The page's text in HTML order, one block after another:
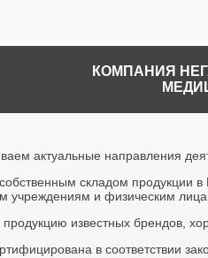
КОМПАНИЯ
актуальные направления
складом продукции в
учреждениям и физическим
известных брендов,
в соответствии